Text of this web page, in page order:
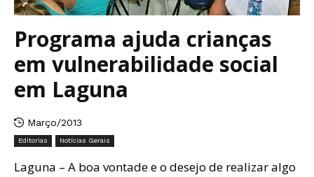
Programa ajuda crianças
em vulnerabilidade social
em Laguna
Março/2013
Editorias Notícias Gerais
Laguna – A boa vontade e o desejo de realizar algo